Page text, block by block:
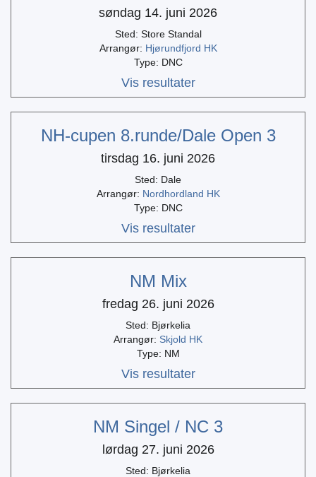
søndag 14. juni 2026
Sted: Store Standal
Arrangør: Hjørundfjord HK
Type: DNC
Vis resultater
NH-cupen 8.runde/Dale Open 3
tirsdag 16. juni 2026
Sted: Dale
Arrangør: Nordhordland HK
Type: DNC
Vis resultater
NM Mix
fredag 26. juni 2026
Sted: Bjørkelia
Arrangør: Skjold HK
Type: NM
Vis resultater
NM Singel / NC 3
lørdag 27. juni 2026
Sted: Bjørkelia